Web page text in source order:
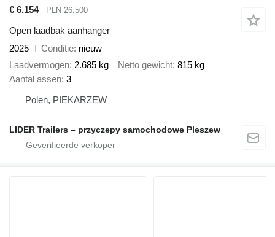
€ 6.154 PLN 26.500
Open laadbak aanhanger
2025
Conditie nieuw
Laadvermogen 2.685 kg Netto gewicht 815 kg
Aantal assen 3
Polen, PIEKARZEW
LIDER Trailers – przyczepy samochodowe Pleszew